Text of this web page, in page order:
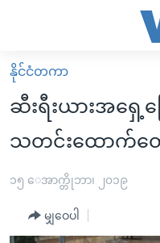
လွယ်ကူ
စေ
များ
အကြောင်းအရာ
မူလစာမျက်နှာ
မြန်မာ
ကမ္ဘာ့သတင်းများ
နိုင်ငံတကာ
ရပ်ဝန်းတခု လမ်းတခု အလွ
နိုင်ငံတကာ
ဆီးရီးယားအရှေ့
သတင်းထောက်တွ
၁၅ ေအာက္တိုဘာ၊ ၂၀၁၉
မျှဝေပါ